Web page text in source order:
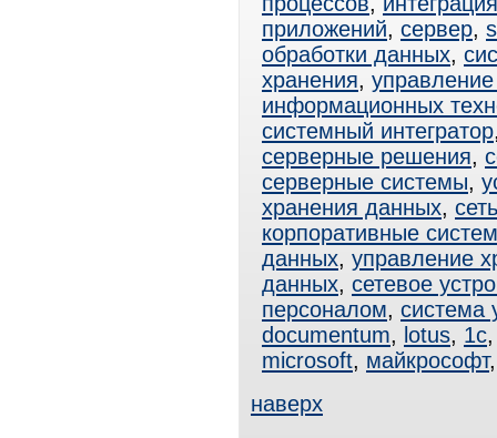
приложений, сервер,
обработки данных,
хранения,
информационных
системный интегратор
серверные решения,
серверные системы,
хранения данных,
корпоративные
данных, управление
данных, сетевое
персоналом, система
documentum, lotus, 1с
microsoft, майкрософт
наверх